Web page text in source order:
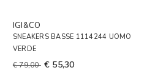
IGI&CO
SNEAKERS BASSE 1114244 UOMO
VERDE
€ 79,00 € 55,30